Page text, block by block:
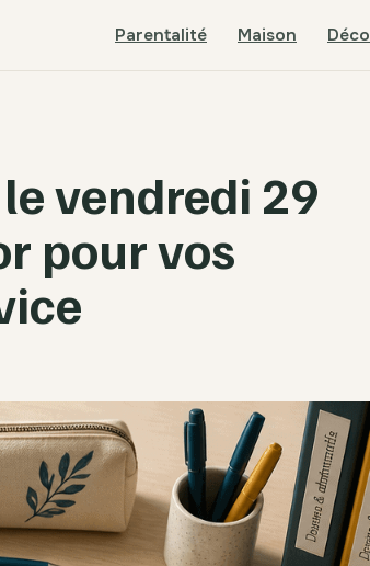
Parentalité Maison Déco
vendredi 29
pour vos